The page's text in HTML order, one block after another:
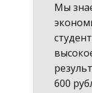
Мы
600